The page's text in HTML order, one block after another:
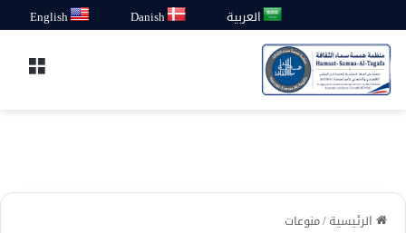
العربية Danish
English
الرئيسية/منوعات